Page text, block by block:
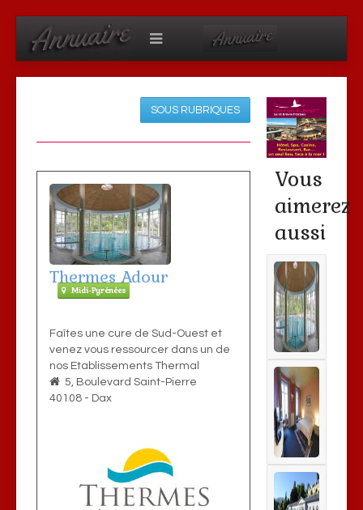
SOUS RUBRIQUES
Thermes Adour
Midi-Pyrénées
Faîtes une cure de Sud-Ouest et
venez vous ressourcer dans un de
nos Etablissements Thermal
5, Boulevard Saint-Pierre
40108 - Dax
Vous
aimerez
aussi